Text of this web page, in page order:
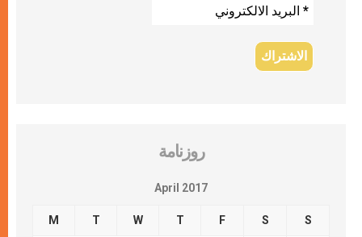
روزنامة
April 2017
M T W T F S S